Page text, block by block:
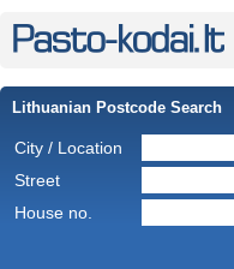
Lithuanian Postcode Search
City / Location
Street
House no.